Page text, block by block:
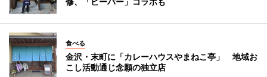
食べる
金沢・末町に「カレーハウスやまねこ亭」 地域お
こし活動通じ念願の独立店